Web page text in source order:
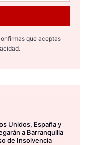
que aceptas
Unidos, España y
a Barranquilla
de Insolvencia